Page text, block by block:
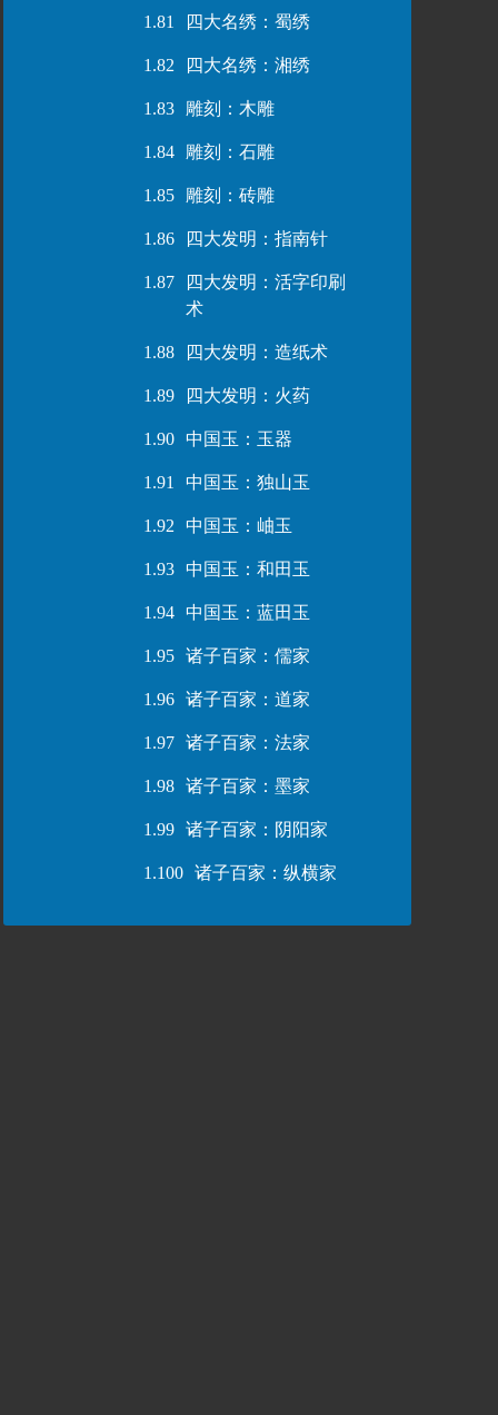
1.81 四大名绣：蜀绣
1.82 四大名绣：湘绣
1.83 雕刻：木雕
1.84 雕刻：石雕
1.85 雕刻：砖雕
1.86 四大发明：指南针
1.87
四大发明：活字印刷
术
1.88 四大发明：造纸术
1.89 四大发明：火药
1.90 中国玉：玉器
1.91 中国玉：独山玉
1.92 中国玉：岫玉
1.93 中国玉：和田玉
1.94 中国玉：蓝田玉
1.95 诸子百家：儒家
1.96 诸子百家：道家
1.97 诸子百家：法家
1.98 诸子百家：墨家
1.99 诸子百家：阴阳家
1.100 诸子百家：纵横家